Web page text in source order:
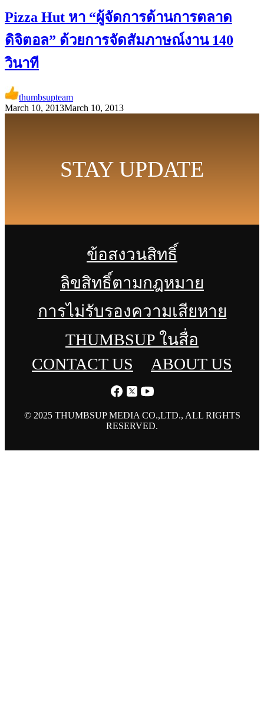
Pizza Hut หา “ผู้จัดการด้านการตลาด
ดิจิตอล” ด้วยการจัดสัมภาษณ์งาน 140
วินาที
thumbsupteam
March 10, 2013March 10, 2013
STAY UPDATE
ข้อสงวนสิทธิ์
ลิขสิทธิ์ตามกฎหมาย
การไม่รับรองความเสียหาย
THUMBSUP ในสื่อ
CONTACT US
ABOUT US
© 2025 THUMBSUP MEDIA CO.,LTD., ALL RIGHTS
RESERVED.